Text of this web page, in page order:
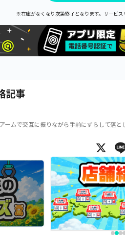
※在庫がなくなり次第終了となります。サービス
記事
ームで交互に振りながら手前にずらして落と
X